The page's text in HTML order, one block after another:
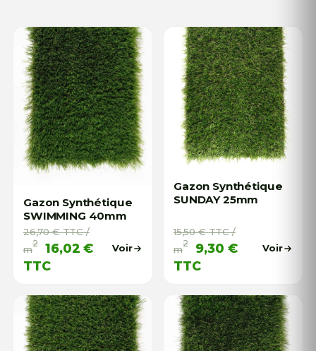
Gazon Synthétique
SWIMMING 40mm
26,70€ TTC/
m
2 16,02€
TTC
Voir
Gazon Synthétique
SUNDAY 25mm
15,50€ TTC/
m
2 9,30 €
TTC
Voir